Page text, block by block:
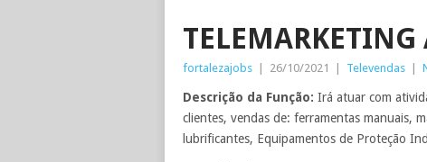
TELEMARKETING
fortalezajobs 26/10/2021 Televendas
Descrição da Função: Irá atuar com
clientes, vendas de: ferramentas manuais,
lubrificantes, Equipamentos de Proteção